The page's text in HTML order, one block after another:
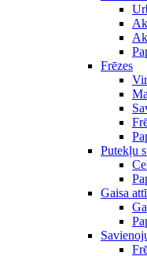
Frēzes
Putekļu
Gaisa